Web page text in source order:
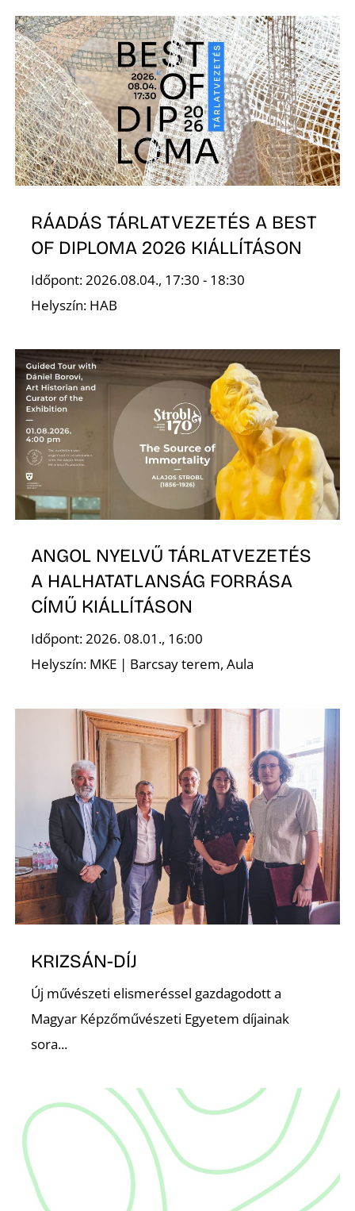
RÁADÁS TÁRLATVEZETÉS A BEST
OF DIPLOMA 2026 KIÁLLÍTÁSON
Időpont: 2026.08.04., 17:30 - 18:30
Helyszín: HAB
ANGOL NYELVŰ TÁRLATVEZETÉS
A HALHATATLANSÁG FORRÁSA
CÍMŰ KIÁLLÍTÁSON
Időpont: 2026. 08.01., 16:00
Helyszín: MKE | Barcsay terem, Aula
KRIZSÁN-DÍJ
Új művészeti elismeréssel gazdagodott a
Magyar Képzőművészeti Egyetem díjainak
sora...